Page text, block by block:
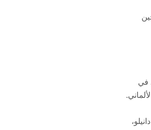
في